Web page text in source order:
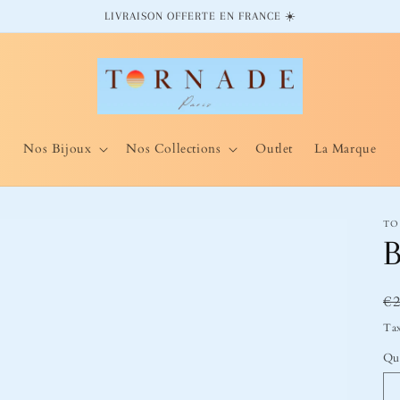
LIVRAISON OFFERTE EN FRANCE ☀️
Nos Bijoux Nos Collections Outlet La Marque